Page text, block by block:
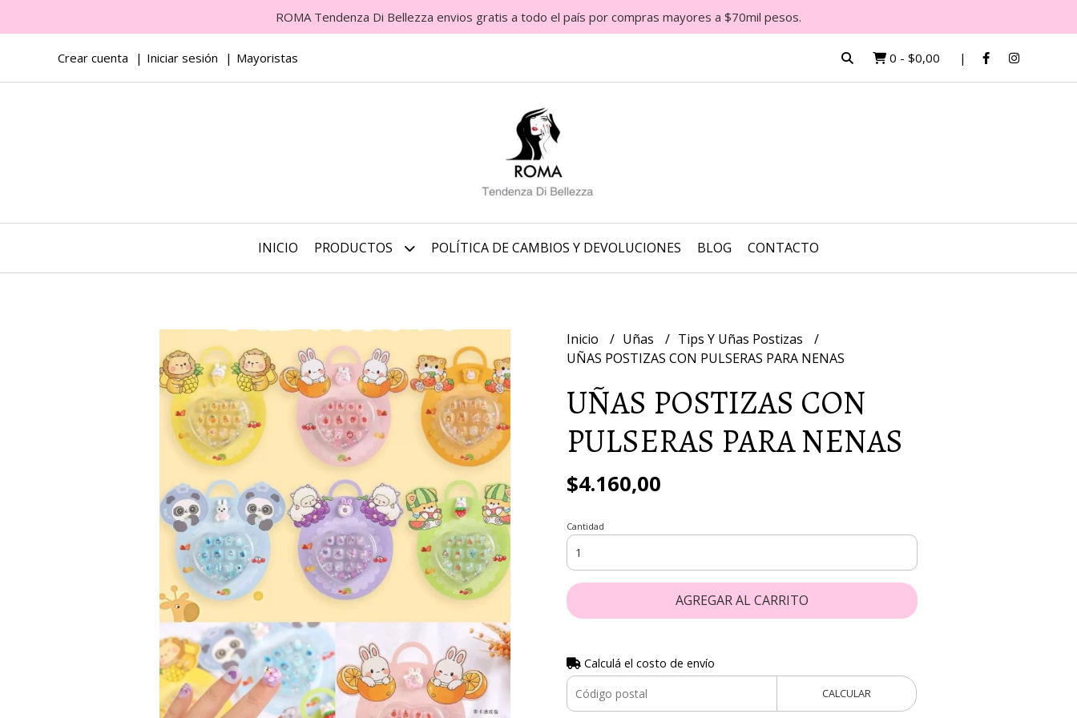
ROMA Tendenza Di Bellezza envios gratis a todo el país por compras mayores a $70mil pesos.
Crear cuenta Iniciar sesión Mayoristas 0 - $0,00
INICIO PRODUCTOS POLÍTICA DE CAMBIOS Y DEVOLUCIONES BLOG CONTACTO
Inicio Uñas
Tips Y Uñas Postizas
UÑAS POSTIZAS CON PULSERAS PARA NENAS
UÑAS POSTIZAS CON
PULSERAS PARA NENAS
$4.160,00
Cantidad
AGREGAR AL CARRITO
Calculá el costo de envío
CALCULAR